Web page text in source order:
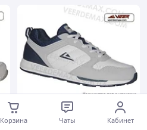
Корзина Чаты Кабинет